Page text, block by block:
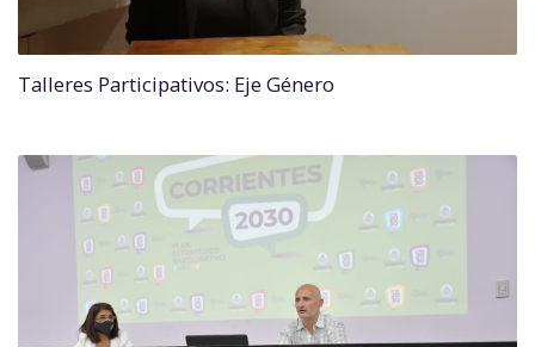
Talleres Participativos: Eje Género